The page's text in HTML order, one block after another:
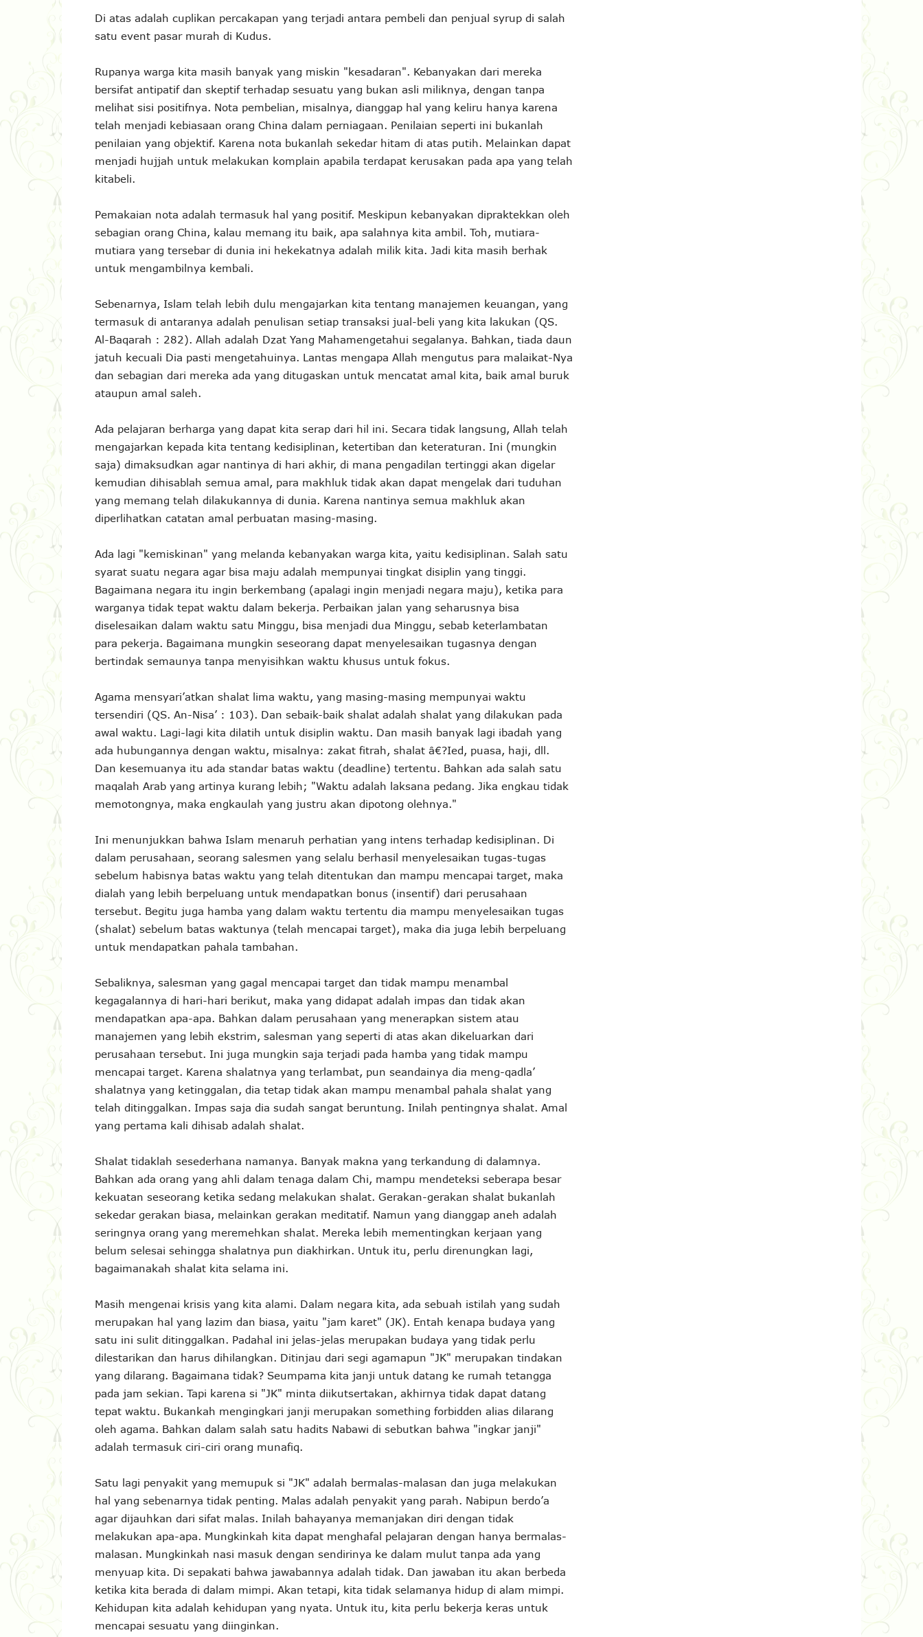
Di atas adalah cuplikan percakapan yang terjadi antara pembeli dan penjual syrup di salah
satu event pasar murah di Kudus.
Rupanya warga kita masih banyak yang miskin "kesadaran". Kebanyakan dari mereka
bersifat antipatif dan skeptif terhadap sesuatu yang bukan asli miliknya, dengan tanpa
melihat sisi positifnya. Nota pembelian, misalnya, dianggap hal yang keliru hanya karena
telah menjadi kebiasaan orang China dalam perniagaan. Penilaian seperti ini bukanlah
penilaian yang objektif. Karena nota bukanlah sekedar hitam di atas putih. Melainkan dapat
menjadi hujjah untuk melakukan komplain apabila terdapat kerusakan pada apa yang telah
kitabeli.
Pemakaian nota adalah termasuk hal yang positif. Meskipun kebanyakan dipraktekkan oleh
sebagian orang China, kalau memang itu baik, apa salahnya kita ambil. Toh, mutiara-
mutiara yang tersebar di dunia ini hekekatnya adalah milik kita. Jadi kita masih berhak
untuk mengambilnya kembali.
Sebenarnya, Islam telah lebih dulu mengajarkan kita tentang manajemen keuangan, yang
termasuk di antaranya adalah penulisan setiap transaksi jual-beli yang kita lakukan (QS.
Al-Baqarah : 282). Allah adalah Dzat Yang Mahamengetahui segalanya. Bahkan, tiada daun
jatuh kecuali Dia pasti mengetahuinya. Lantas mengapa Allah mengutus para malaikat-Nya
dan sebagian dari mereka ada yang ditugaskan untuk mencatat amal kita, baik amal buruk
ataupun amal saleh.
Ada pelajaran berharga yang dapat kita serap dari hil ini. Secara tidak langsung, Allah telah
mengajarkan kepada kita tentang kedisiplinan, ketertiban dan keteraturan. Ini (mungkin
saja) dimaksudkan agar nantinya di hari akhir, di mana pengadilan tertinggi akan digelar
kemudian dihisablah semua amal, para makhluk tidak akan dapat mengelak dari tuduhan
yang memang telah dilakukannya di dunia. Karena nantinya semua makhluk akan
diperlihatkan catatan amal perbuatan masing-masing.
Ada lagi "kemiskinan" yang melanda kebanyakan warga kita, yaitu kedisiplinan. Salah satu
syarat suatu negara agar bisa maju adalah mempunyai tingkat disiplin yang tinggi.
Bagaimana negara itu ingin berkembang (apalagi ingin menjadi negara maju), ketika para
warganya tidak tepat waktu dalam bekerja. Perbaikan jalan yang seharusnya bisa
diselesaikan dalam waktu satu Minggu, bisa menjadi dua Minggu, sebab keterlambatan
para pekerja. Bagaimana mungkin seseorang dapat menyelesaikan tugasnya dengan
bertindak semaunya tanpa menyisihkan waktu khusus untuk fokus.
Agama mensyari’atkan shalat lima waktu, yang masing-masing mempunyai waktu
tersendiri (QS. An-Nisa’ : 103). Dan sebaik-baik shalat adalah shalat yang dilakukan pada
awal waktu. Lagi-lagi kita dilatih untuk disiplin waktu. Dan masih banyak lagi ibadah yang
ada hubungannya dengan waktu, misalnya: zakat fitrah, shalat â€?Ied, puasa, haji, dll.
Dan kesemuanya itu ada standar batas waktu (deadline) tertentu. Bahkan ada salah satu
maqalah Arab yang artinya kurang lebih; "Waktu adalah laksana pedang. Jika engkau tidak
memotongnya, maka engkaulah yang justru akan dipotong olehnya."
Ini menunjukkan bahwa Islam menaruh perhatian yang intens terhadap kedisiplinan. Di
dalam perusahaan, seorang salesmen yang selalu berhasil menyelesaikan tugas-tugas
sebelum habisnya batas waktu yang telah ditentukan dan mampu mencapai target, maka
dialah yang lebih berpeluang untuk mendapatkan bonus (insentif) dari perusahaan
tersebut. Begitu juga hamba yang dalam waktu tertentu dia mampu menyelesaikan tugas
(shalat) sebelum batas waktunya (telah mencapai target), maka dia juga lebih berpeluang
untuk mendapatkan pahala tambahan.
Sebaliknya, salesman yang gagal mencapai target dan tidak mampu menambal
kegagalannya di hari-hari berikut, maka yang didapat adalah impas dan tidak akan
mendapatkan apa-apa. Bahkan dalam perusahaan yang menerapkan sistem atau
manajemen yang lebih ekstrim, salesman yang seperti di atas akan dikeluarkan dari
perusahaan tersebut. Ini juga mungkin saja terjadi pada hamba yang tidak mampu
mencapai target. Karena shalatnya yang terlambat, pun seandainya dia meng-qadla’
shalatnya yang ketinggalan, dia tetap tidak akan mampu menambal pahala shalat yang
telah ditinggalkan. Impas saja dia sudah sangat beruntung. Inilah pentingnya shalat. Amal
yang pertama kali dihisab adalah shalat.
Shalat tidaklah sesederhana namanya. Banyak makna yang terkandung di dalamnya.
Bahkan ada orang yang ahli dalam tenaga dalam Chi, mampu mendeteksi seberapa besar
kekuatan seseorang ketika sedang melakukan shalat. Gerakan-gerakan shalat bukanlah
sekedar gerakan biasa, melainkan gerakan meditatif. Namun yang dianggap aneh adalah
seringnya orang yang meremehkan shalat. Mereka lebih mementingkan kerjaan yang
belum selesai sehingga shalatnya pun diakhirkan. Untuk itu, perlu direnungkan lagi,
bagaimanakah shalat kita selama ini.
Masih mengenai krisis yang kita alami. Dalam negara kita, ada sebuah istilah yang sudah
merupakan hal yang lazim dan biasa, yaitu "jam karet" (JK). Entah kenapa budaya yang
satu ini sulit ditinggalkan. Padahal ini jelas-jelas merupakan budaya yang tidak perlu
dilestarikan dan harus dihilangkan. Ditinjau dari segi agamapun "JK" merupakan tindakan
yang dilarang. Bagaimana tidak? Seumpama kita janji untuk datang ke rumah tetangga
pada jam sekian. Tapi karena si "JK" minta diikutsertakan, akhirnya tidak dapat datang
tepat waktu. Bukankah mengingkari janji merupakan something forbidden alias dilarang
oleh agama. Bahkan dalam salah satu hadits Nabawi di sebutkan bahwa "ingkar janji"
adalah termasuk ciri-ciri orang munafiq.
Satu lagi penyakit yang memupuk si "JK" adalah bermalas-malasan dan juga melakukan
hal yang sebenarnya tidak penting. Malas adalah penyakit yang parah. Nabipun berdo’a
agar dijauhkan dari sifat malas. Inilah bahayanya memanjakan diri dengan tidak
melakukan apa-apa. Mungkinkah kita dapat menghafal pelajaran dengan hanya bermalas-
malasan. Mungkinkah nasi masuk dengan sendirinya ke dalam mulut tanpa ada yang
menyuap kita. Di sepakati bahwa jawabannya adalah tidak. Dan jawaban itu akan berbeda
ketika kita berada di dalam mimpi. Akan tetapi, kita tidak selamanya hidup di alam mimpi.
Kehidupan kita adalah kehidupan yang nyata. Untuk itu, kita perlu bekerja keras untuk
mencapai sesuatu yang diinginkan.